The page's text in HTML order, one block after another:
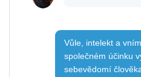
Vůle, intelekt a
společném účinku
sebevědomí